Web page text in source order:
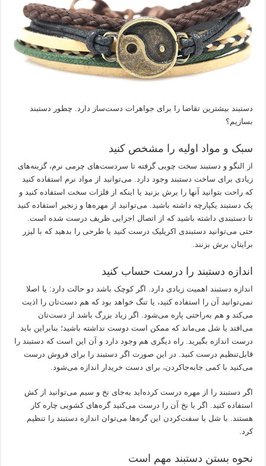
دستبند بیشترین تقاضا را برای جواهرات دست‌ساز دارد. چطور دستبند
بسازیم؟
سبک و مواد اولیه را مشخص کنید
از النگو و دستبند سخت چوبی گرفته تا سردست‌های چرمی نرم، گزینه‌های
زیادی برای ساخت دستبند وجود دارد. می‌توانید از مواد نرم استفاده کنید
که راحت بتوانید آنها را برش بزنید یا اینکه از فلزات سخت استفاده کنید و
یک دستبند یکپارچه داشته باشید. می‌توانید از مهره‌ها و زنجیر استفاده کنید
تا دستبندی داشته باشید که از اتصال اجزایی ظریف درست شده است.
حتی می‌توانید دستبندی اکریلیک درست کنید یا طرحی را بدهید که با لیزر
برایتان برش بزنند.
اندازه دستبند را درست حساب کنید
اندازه دستبند اهمیت زیادی دارد. اگر کوچک باشد دو حالت دارد: یا اصلا
نمی‌توانید آن را استفاده کنید، یا تنگ خواهد بود که هم دست‌تان را اذیت
می‌کند و هم به‌راحتی پاره می‌شود. اگر زیاد بزرگ باشد از دست‌تان
می‌افتد یا شل می‌ماند که ممکن است دوست نداشته باشید؛ بنابراین باید
درست اندازه بگیرید. راه دیگری هم وجود دارد و آن این است که دستبند را
قابل‌تنظیم درست کنید. در این صورت اگر دستبند را برای فروش درست
می‌کنید با کمی جابه‌جاکردن، برای دست خریدار اندازه می‌شود.
اگر دستبند را از مهره درست کرده‌اید به‌جای نخ و سیم می‌توانید از کش
استفاده کنید. اگر با نخ آن را درست می‌کنید گره‌های کشویی چاره کار
هستند. با شل یا سفت‌کردن این گره‌ها می‌توان اندازه دستبند را تنظیم
کرد.
نحوه بستن دستبند مهم است